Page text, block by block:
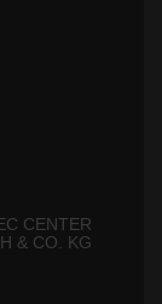
CENTER
& CO. KG